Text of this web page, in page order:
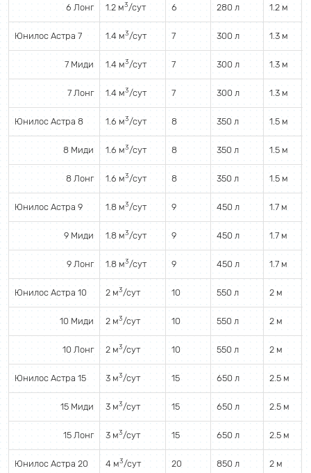
6 Лонг 1.2 м3/сут 6 280 л 1.2 м
Юнилос Астра 7 1.4 м3/сут 7 300 л 1.3 м
7 Миди 1.4 м3/сут 7 300 л 1.3 м
7 Лонг 1.4 м3/сут 7 300 л 1.3 м
Юнилос Астра 8 1.6 м3/сут 8 350 л 1.5 м
8 Миди 1.6 м3/сут 8 350 л 1.5 м
8 Лонг 1.6 м3/сут 8 350 л 1.5 м
Юнилос Астра 9 1.8 м3/сут 9 450 л 1.7 м
9 Миди 1.8 м3/сут 9 450 л 1.7 м
9 Лонг 1.8 м3/сут 9 450 л 1.7 м
Юнилос Астра 10 2 м3/сут 10 550 л 2 м
10 Миди 2 м3/сут 10 550 л 2 м
10 Лонг 2 м3/сут 10 550 л 2 м
Юнилос Астра 15 3 м3/сут 15 650 л 2.5 м
15 Миди 3 м3/сут 15 650 л 2.5 м
15 Лонг 3 м3/сут 15 650 л 2.5 м
Юнилос Астра 20 4 м3/сут 20 850 л 2 м